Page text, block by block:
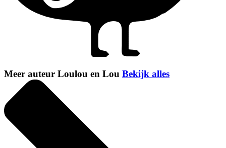
Meer auteur Loulou en Lou Bekijk alles